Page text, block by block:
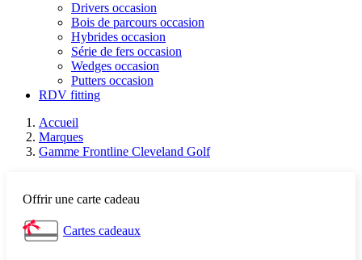
Drivers occasion
Bois de parcours occasion
Hybrides occasion
Série de fers occasion
Wedges occasion
Putters occasion
RDV fitting
Accueil
Marques
Gamme Frontline Cleveland Golf
Offrir une carte cadeau
Cartes cadeaux